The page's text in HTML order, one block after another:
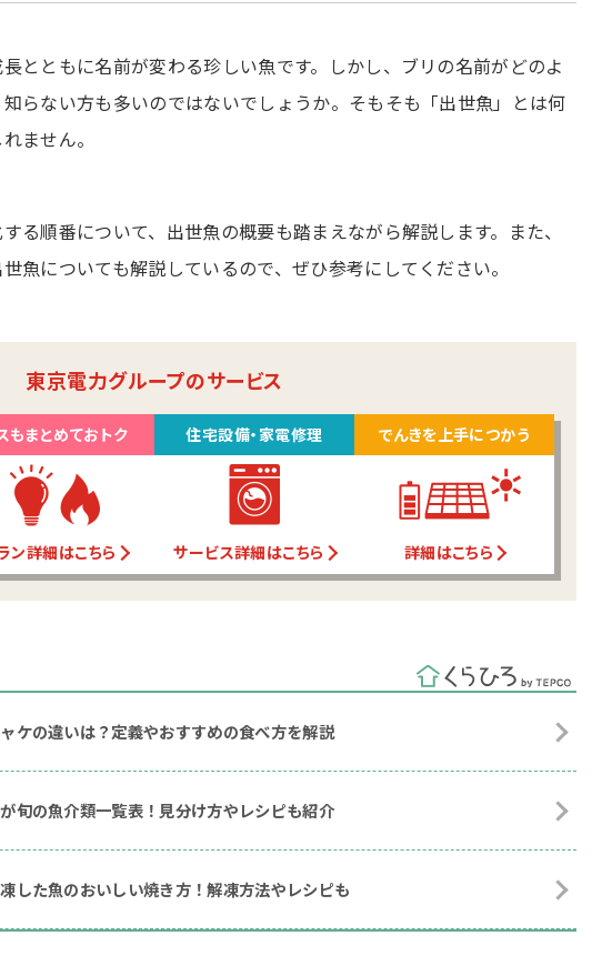
とともに名前が変わる珍しい魚です。しかし、ブリの名前がどのよ
らない方も多いのではないでしょうか。そもそも「出世魚」とは何
ません。
る順番について、出世魚の概要も踏まえながら解説します。また、
魚についても解説しているので、ぜひ参考にしてください。
東京電力グループのサービス
もまとめておトク
ン詳細はこちら
住宅設備・家電修理
サービス詳細はこちら
でんきを上手につかう
詳細はこちら
ケの違いは？定義やおすすめの食べ方を解説
が旬の魚介類一覧表！見分け方やレシピも紹介
凍した魚のおいしい焼き方！解凍方法やレシピも